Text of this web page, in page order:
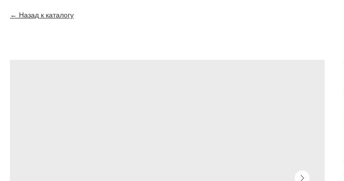
Назад к каталогу